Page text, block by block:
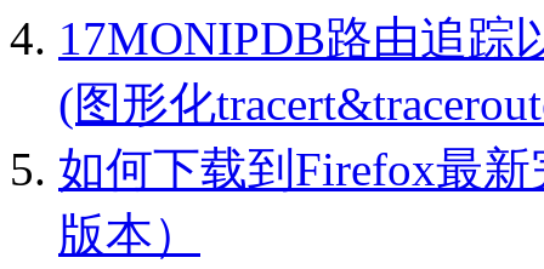
17MONIPDB路由追踪
(图形化
如何下载到Firefox最
版本）